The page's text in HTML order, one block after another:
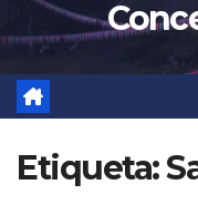
Etiqueta: